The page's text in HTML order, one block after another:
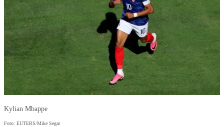
Kylian Mbappe
Foto: EUTERS/Mike Segar